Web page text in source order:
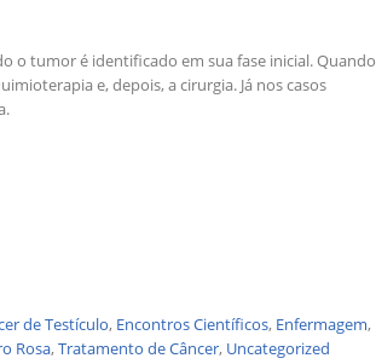
o tumor é identificado em sua fase inicial. Quando
e, depois, a cirurgia. Já nos casos
de Testículo, Encontros Científicos, Enfermagem,
Rosa,Tratamento de Câncer, Uncategorized